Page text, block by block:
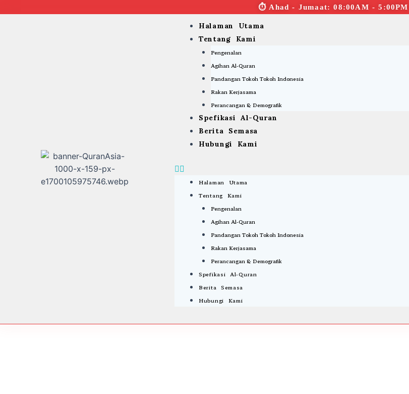
⏱︎ Ahad - Jumaat: 08:00AM -
Halaman Utama
Tentang Kami
Pengenalan
Agihan Al-Quran
Pandangan Tokoh Tokoh Indonesia
Rakan Kerjasama
Perancangan & Demografik
Spefikasi Al-Quran
Berita Semasa
Hubungi Kami
Menu
Halaman Utama
Tentang Kami
Pengenalan
Agihan Al-Quran
Pandangan Tokoh Tokoh Indonesia
Rakan Kerjasama
Perancangan & Demografik
Spefikasi Al-Quran
Berita Semasa
Hubungi Kami